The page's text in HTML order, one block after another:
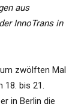
aus
InnoTrans in
zwölften Mal
18. bis 21.
in Berlin die